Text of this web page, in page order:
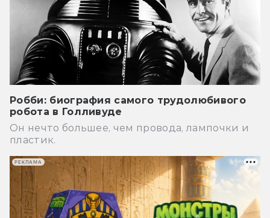
Робби: биография самого трудолюбивого
робота в Голливуде
Он нечто большее, чем провода, лампочки и
пластик.
РЕКЛАМА